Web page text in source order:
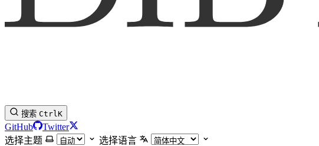
搜索 CtrlK
GitHub
Twitter
选择主题
选择语言